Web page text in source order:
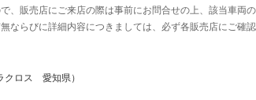
、販売店にご来店の際は事前にお問合せの上、該当車両の
ならびに詳細内容につきましては、必ず各販売店にご確
クロス 愛知県）